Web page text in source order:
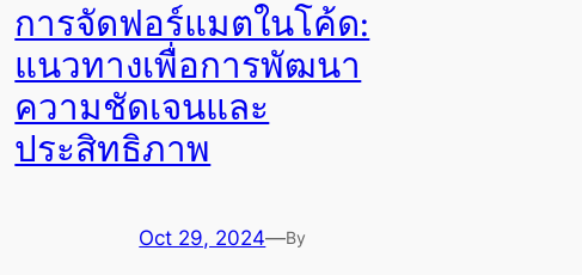
การจัดฟอร์แมตในโค้ด:
แนวทางเพื่อการพัฒนา
ความชัดเจนและ
ประสิทธิภาพ
Oct 29, 2024—By